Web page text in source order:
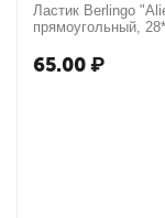
Ластик Berlingo
прямоугольный,
65.00₽